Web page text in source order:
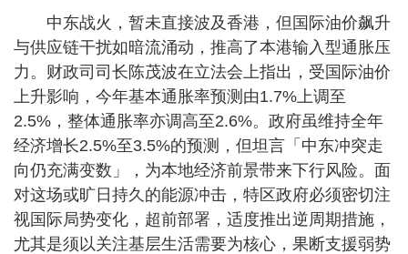
中东战火，暂未直接波及香港，但国际油价飙升
与供应链干扰如暗流涌动，推高了本港输入型通胀压
力。财政司司长陈茂波在立法会上指出，受国际油价
上升影响，今年基本通胀率预测由1.7%上调至
2.5%，整体通胀率亦调高至2.6%。政府虽维持全年
经济增长2.5%至3.5%的预测，但坦言「中东冲突走
向仍充满变数」，为本地经济前景带来下行风险。面
对这场或旷日持久的能源冲击，特区政府必须密切注
视国际局势变化，超前部署，适度推出逆周期措施，
尤其是须以关注基层生活需要为核心，果断支援弱势